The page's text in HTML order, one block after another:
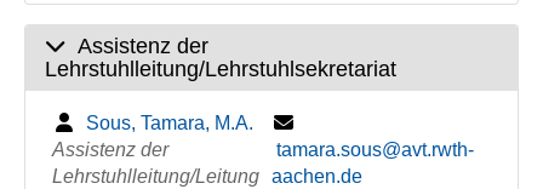
Assistenz der
Lehrstuhlleitung/Lehrstuhlsekretariat
Sous, Tamara, M.A.
Assistenz der
Lehrstuhlleitung/Leitung
tamara.sous@avt.rwth-
aachen.de